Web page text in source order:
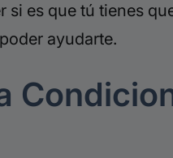
si es que tú tienes
ayudarte.